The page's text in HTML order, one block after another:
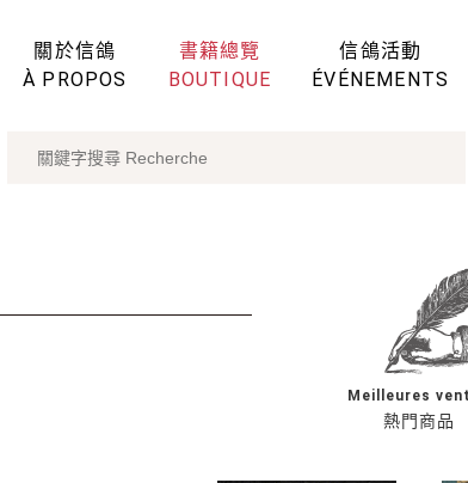
關於信鴿
À PROPOS
書籍總覽
BOUTIQUE
信鴿活動
ÉVÉNEMENTS
熱門商品
Meilleures